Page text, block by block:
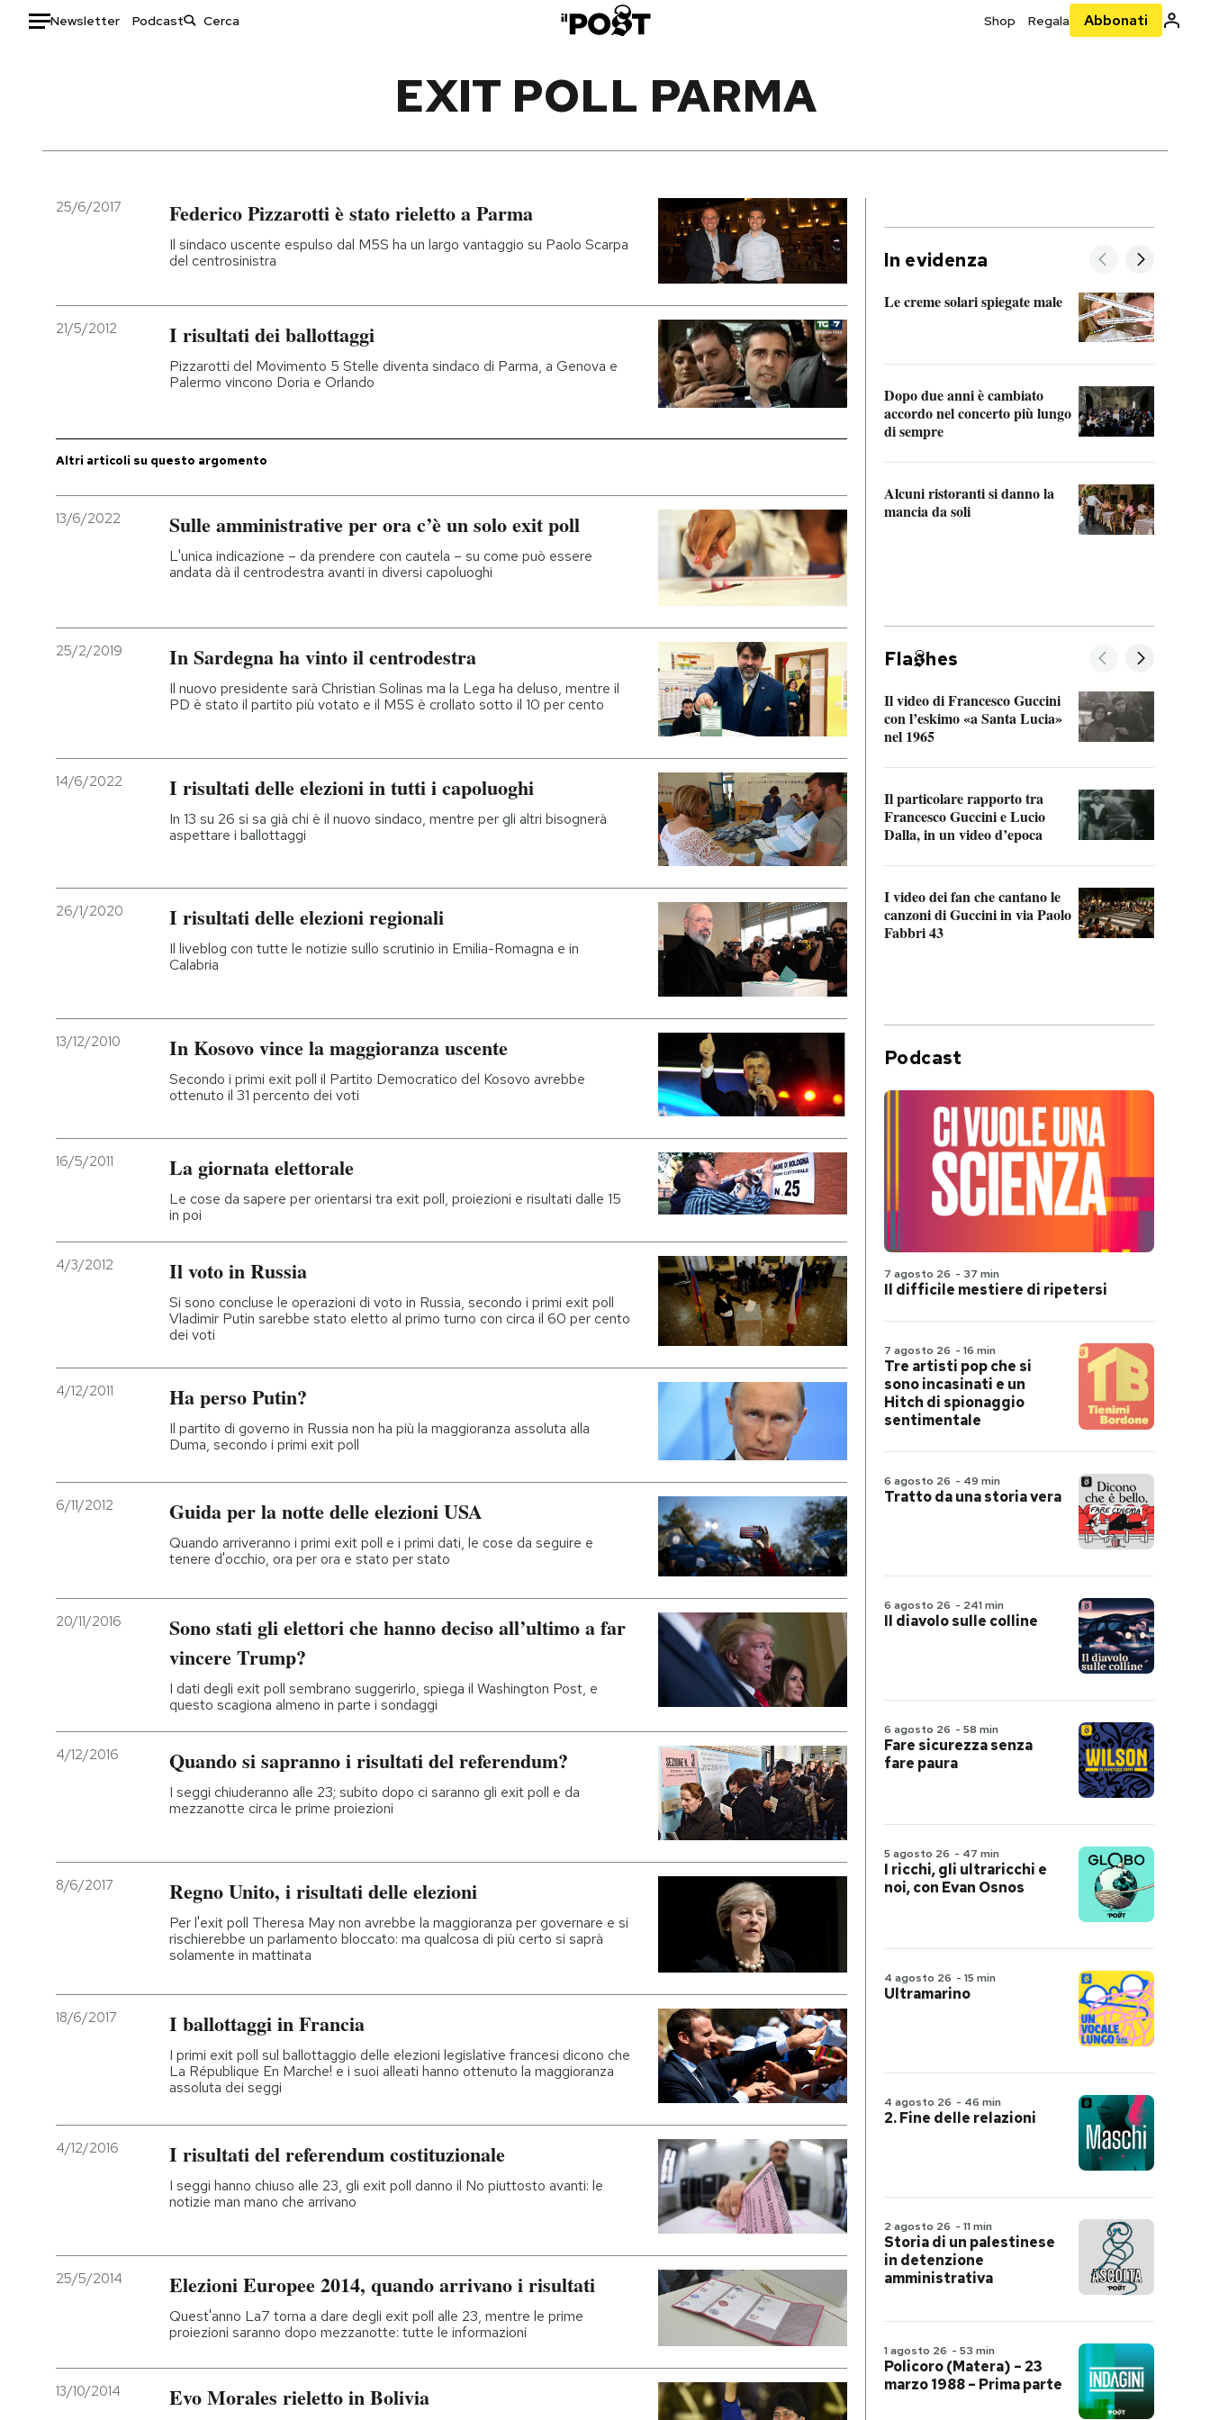
Newsletter Podcast Shop Regala Abbonati
Italia
Politica
Cultura
Economia
Moda
Ok Boomer!
Europa
Altrecose
Mondiali calcio 2026
PODCAST
NEWSLETTER
Entra
EXIT POLL PARMA
25/6/2017 Federico Pizzarotti è stato rieletto a Parma
Il sindaco uscente espulso dal M5S ha un largo vantaggio su Paolo Scarpa
del centrosinistra
21/5/2012 I risultati dei ballottaggi
Pizzarotti del Movimento 5 Stelle diventa sindaco di Parma, a Genova e
Palermo vincono Doria e Orlando
Altri articoli su questo argomento
13/6/2022 Sulle amministrative per ora c’è un solo exit poll
L'unica indicazione – da prendere con cautela – su come può essere
andata dà il centrodestra avanti in diversi capoluoghi
25/2/2019 In Sardegna ha vinto il centrodestra
Il nuovo presidente sarà Christian Solinas ma la Lega ha deluso, mentre il
PD è stato il partito più votato e il M5S è crollato sotto il 10 per cento
14/6/2022 I risultati delle elezioni in tutti i capoluoghi
In 13 su 26 si sa già chi è il nuovo sindaco, mentre per gli altri bisognerà
aspettare i ballottaggi
26/1/2020 I risultati delle elezioni regionali
Il liveblog con tutte le notizie sullo scrutinio in Emilia-Romagna e in
Calabria
13/12/2010 In Kosovo vince la maggioranza uscente
Secondo i primi exit poll il Partito Democratico del Kosovo avrebbe
ottenuto il 31 percento dei voti
16/5/2011 La giornata elettorale
Le cose da sapere per orientarsi tra exit poll, proiezioni e risultati dalle 15
in poi
4/3/2012 Il voto in Russia
Si sono concluse le operazioni di voto in Russia, secondo i primi exit poll
Vladimir Putin sarebbe stato eletto al primo turno con circa il 60 per cento
dei voti
4/12/2011 Ha perso Putin?
Il partito di governo in Russia non ha più la maggioranza assoluta alla
Duma, secondo i primi exit poll
6/11/2012 Guida per la notte delle elezioni USA
Quando arriveranno i primi exit poll e i primi dati, le cose da seguire e
tenere d'occhio, ora per ora e stato per stato
20/11/2016
Sono stati gli elettori che hanno deciso all’ultimo a far
vincere Trump?
I dati degli exit poll sembrano suggerirlo, spiega il Washington Post, e
questo scagiona almeno in parte i sondaggi
4/12/2016 Quando si sapranno i risultati del referendum?
I seggi chiuderanno alle 23; subito dopo ci saranno gli exit poll e da
mezzanotte circa le prime proiezioni
8/6/2017 Regno Unito, i risultati delle elezioni
Per l'exit poll Theresa May non avrebbe la maggioranza per governare e si
rischierebbe un parlamento bloccato: ma qualcosa di più certo si saprà
solamente in mattinata
18/6/2017 I ballottaggi in Francia
I primi exit poll sul ballottaggio delle elezioni legislative francesi dicono che
La République En Marche! e i suoi alleati hanno ottenuto la maggioranza
assoluta dei seggi
4/12/2016 I risultati del referendum costituzionale
I seggi hanno chiuso alle 23, gli exit poll danno il No piuttosto avanti: le
notizie man mano che arrivano
25/5/2014 Elezioni Europee 2014, quando arrivano i risultati
Quest'anno La7 torna a dare degli exit poll alle 23, mentre le prime
proiezioni saranno dopo mezzanotte: tutte le informazioni
13/10/2014 Evo Morales rieletto in Bolivia
In evidenza
Le creme solari spiegate male
Dopo due anni è cambiato
accordo nel concerto più lungo
di sempre
Alcuni ristoranti si danno la
mancia da soli
Fla hes
Il video di Francesco Guccini
con l’eskimo «a Santa Lucia»
nel 1965
Il particolare rapporto tra
Francesco Guccini e Lucio
Dalla, in un video d’epoca
I video dei fan che cantano le
canzoni di Guccini in via Paolo
Fabbri 43
Podcast
7 agosto 26 - 37 min
Il difficile mestiere di ripetersi
7 agosto 26 - 16 min
Tre artisti pop che si
sono incasinati e un
Hitch di spionaggio
sentimentale
6 agosto 26 - 49 min
Tratto da una storia vera
6 agosto 26 - 241 min
Il diavolo sulle colline
6 agosto 26 - 58 min
Fare sicurezza senza
fare paura
5 agosto 26 - 47 min
I ricchi, gli ultraricchi e
noi, con Evan Osnos
4 agosto 26 - 15 min
Ultramarino
4 agosto 26 - 46 min
2. Fine delle relazioni
2 agosto 26 - 11 min
Storia di un palestinese
in detenzione
amministrativa
1 agosto 26 - 53 min
Policoro (Matera) – 23
marzo 1988 – Prima parte